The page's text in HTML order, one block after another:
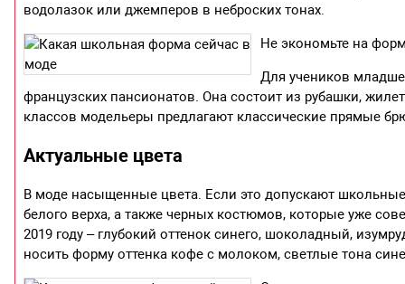
водолазок или джемперов в неброских тонах.
Не экономьте на
Для учеников
французских пансионатов. Она состоит из рубашки,
классов модельеры предлагают классические прямые
Актуальные цвета
В моде насыщенные цвета. Если это допускают школьные
белого верха, а также черных костюмов, которые уже
2019 году – глубокий оттенок синего, шоколадный,
носить форму оттенка кофе с молоком, светлые тона